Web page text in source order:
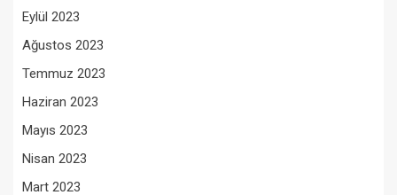
Eylül 2023
Ağustos 2023
Temmuz 2023
Haziran 2023
Mayıs 2023
Nisan 2023
Mart 2023